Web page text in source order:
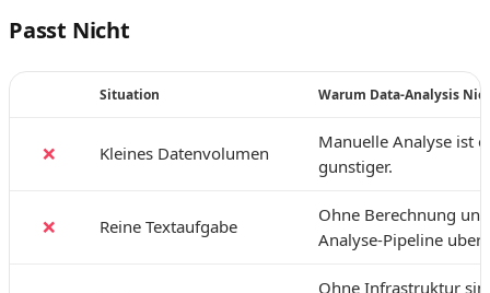
Passt Nicht
Situation Warum Data-Analysis
❌ Kleines Datenvolumen
Manuelle Analyse ist
gunstiger.
❌ Reine Textaufgabe
Ohne Berechnung
Analyse-Pipeline
Ohne Infrastruktur